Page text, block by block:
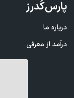
پارس‌کُدرز
درباره ما
درآمد از معرفی